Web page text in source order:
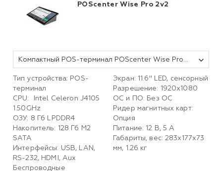
POScenter Wise Pro 2v2
Компактный POS-терминал POScenter Wise Pro 2V2 (11.6", P-CAP, J4105, RAM 8Gb, M2 SSD 128Gb, WiFi, BT) без ОС
Тип устройства: POS-
терминал
CPU: Intel Celeron J41 05
1.50GHz
ОЗУ: 8 Гб LPDDR4
Накопитель: 128 Гб M2
SATA
Интерфейсы: USB, LAN,
RS-232, HDMI, Aux
Беспроводные
Экран: 11.6'' LED, сенсорный
Разрешение: 1920х1080
ОС и ПО: Без ОС
Ридер магнитных карт:
Опция
Питание: 12 В, 5 А
Габариты, вес: 283х177х73
мм, 1.26 кг